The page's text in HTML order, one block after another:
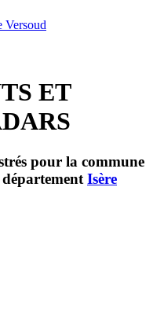
Versoud
ET
pour la commune
département Isère